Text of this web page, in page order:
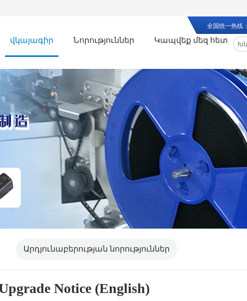
վկայագիր Նորություններ Կապվեք մեզ հետ
全国统一热线：
Արդյունաբերության նորություններ
Notice (English)